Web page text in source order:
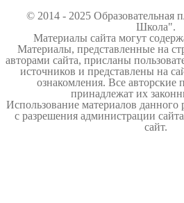
© 2014 - 2025 Образовательная
Школа".
Материалы сайта могут
Материалы, представленные на
авторами сайта, присланы
источников и представлены на
ознакомления. Все авторские
принадлежат их
Использование материалов данного
с разрешения администрации
сайт.